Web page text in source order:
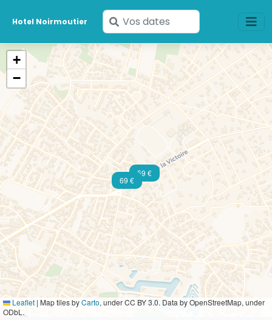
Hotel Noirmoutier
Saisissez
vos
dates
59 €
69 €
+
−
Leaflet | Map tiles byCarto, under CC BY 3.0. Data by OpenStreetMap, under
ODbL.